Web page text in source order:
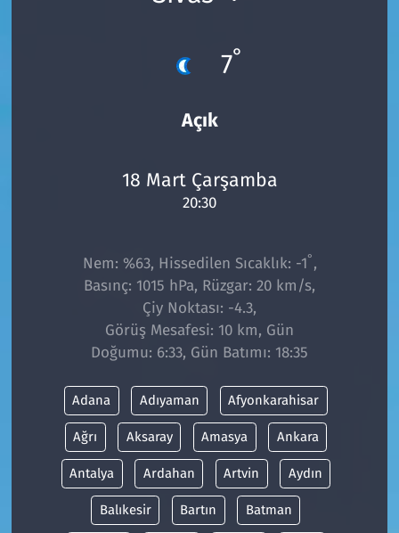
7°
Açık
18 Mart Çarşamba
20:30
Nem: %63, Hissedilen Sıcaklık: -1° ,
Basınç: 1015 hPa, Rüzgar: 20 km/s,
Çiy Noktası: -4.3,
Görüş Mesafesi: 10 km, Gün
Doğumu: 6:33, Gün Batımı: 18:35
Adana Adıyaman Afyonkarahisar
Ağrı Aksaray Amasya Ankara
Antalya Ardahan Artvin Aydın
Balıkesir Bartın Batman